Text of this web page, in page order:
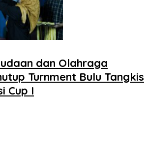
dan Olahraga
Turnment Bulu Tangkis
Cup I